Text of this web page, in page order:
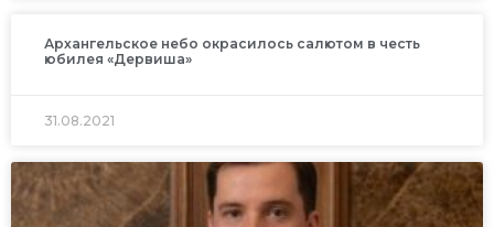
Архангельское небо окрасилось салютом в честь
юбилея «Дервиша»
31.08.2021